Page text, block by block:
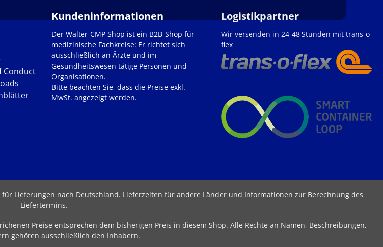
Conduct
Kundeninformationen
Der Walter-CMP Shop ist ein B2B-Shop für
medizinische Fachkreise: Er richtet sich
ausschließlich an Ärzte und im
Gesundheitswesen tätige Personen und
Organisationen.
Bitte beachten Sie, dass die Preise exkl.
MwSt. angezeigt werden.
Logistikpartner
Wir versenden in 24-48 Stunden mit trans-o-
flex
Lieferungen nach Deutschland. Lieferzeiten für andere Länder und Informationen zur Berechnung des
Liefertermins.
Preise entsprechen dem bisherigen Preis in diesem Shop. Alle Rechte an Namen, Beschreibungen,
gehören ausschließlich den Inhabern.